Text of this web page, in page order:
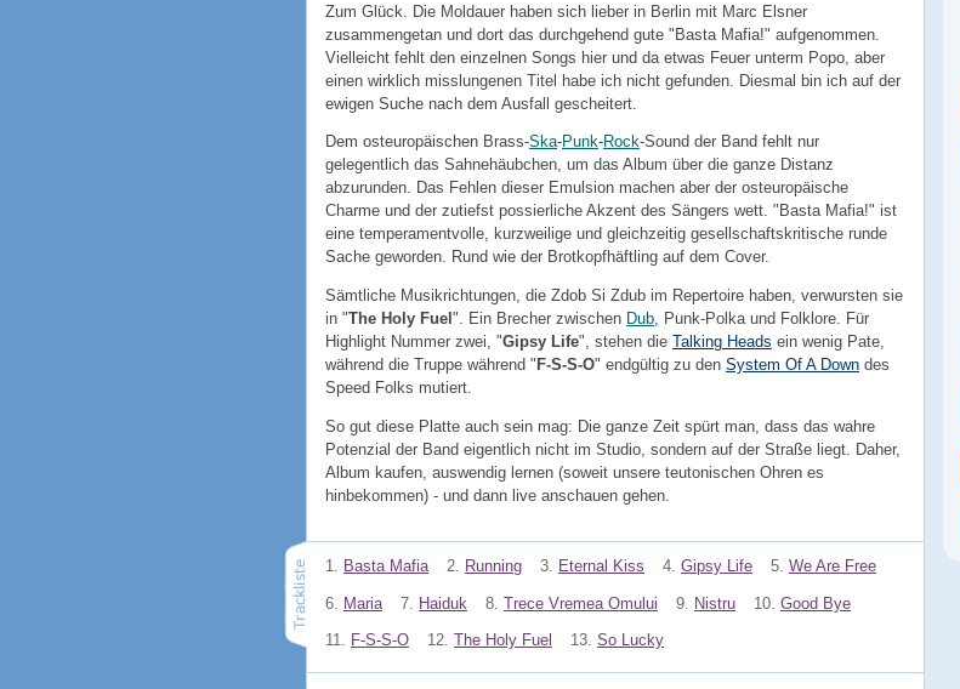
Zum Glück. Die Moldauer haben sich lieber in Berlin mit Marc Elsner
zusammengetan und dort das durchgehend gute "Basta Mafia!" aufgenommen.
Vielleicht fehlt den einzelnen Songs hier und da etwas Feuer unterm Popo, aber
einen wirklich misslungenen Titel habe ich nicht gefunden. Diesmal bin ich auf der
ewigen Suche nach dem Ausfall gescheitert.
Dem osteuropäischen Brass-Ska-Punk-Rock-Sound der Band fehlt nur
gelegentlich das Sahnehäubchen, um das Album über die ganze Distanz
abzurunden. Das Fehlen dieser Emulsion machen aber der osteuropäische
Charme und der zutiefst possierliche Akzent des Sängers wett. "Basta Mafia!" ist
eine temperamentvolle, kurzweilige und gleichzeitig gesellschaftskritische runde
Sache geworden. Rund wie der Brotkopfhäftling auf dem Cover.
Sämtliche Musikrichtungen, die Zdob Si Zdub im Repertoire haben, verwursten sie
in "The Holy Fuel ". Ein Brecher zwischen Dub, Punk-Polka und Folklore. Für
Highlight Nummer zwei, "Gipsy Life", stehen die Talking Heads ein wenig Pate,
während die Truppe während " F-S-S-O" endgültig zu den System Of A Down des
Speed Folks mutiert.
So gut diese Platte auch sein mag: Die ganze Zeit spürt man, dass das wahre
Potenzial der Band eigentlich nicht im Studio, sondern auf der Straße liegt. Daher,
Album kaufen, auswendig lernen (soweit unsere teutonischen Ohren es
hinbekommen) - und dann live anschauen gehen.
1. Basta Mafia 2. Running 3. Eternal Kiss 4. Gipsy Life 5. We Are Free
6. Maria 7. Haiduk 8. Trece Vremea Omului 9. Nistru 10. Good Bye
11. F-S-S-O 12. The Holy Fuel 13. So Lucky